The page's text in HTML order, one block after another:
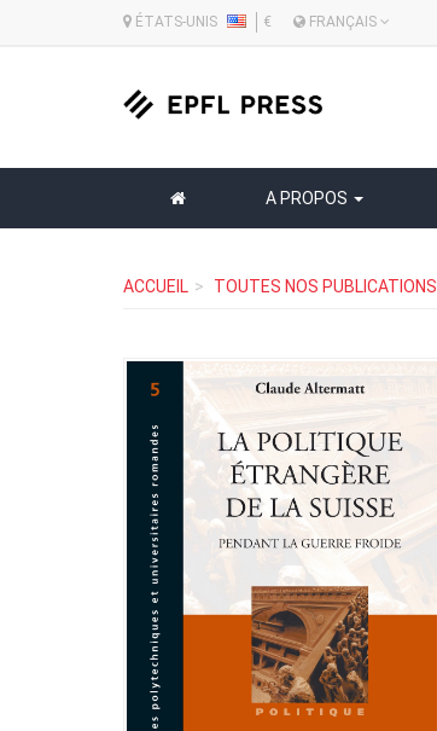
ÉTATS-UNIS € FRANÇAIS
A PROPOS
ACCUEIL TOUTES NOS PUBLICATIONS